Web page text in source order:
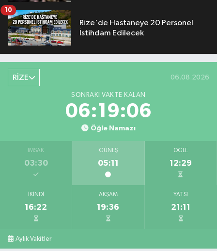
Rize'de Hastaneye 20 Personel
İstihdam Edilecek
10
RİZE 06.08.2026
SONRAKI VAKTE KALAN
06:19:05
Öğle Namazı
İMSAK
03:30
GÜNEŞ
05:11
ÖĞLE
12:29
İKINDI
16:22
AKŞAM
19:36
YATSI
21:11
Aylık Vakitler